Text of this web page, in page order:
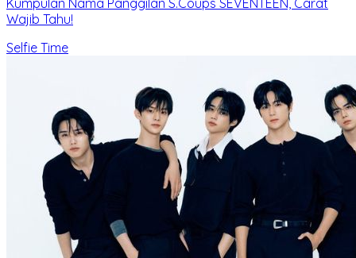
Wajib Tahu!
Selfie Time